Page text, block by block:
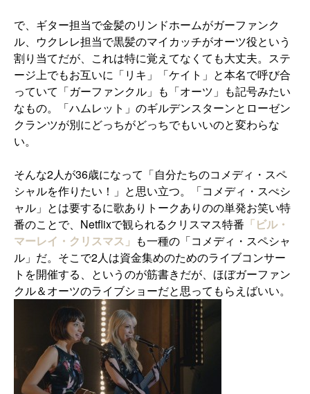
で、ギター担当で金髪のリンドホームがガーファンク
ル、ウクレレ担当で黒髪のマイカッチがオーツ役という
割り当てだが、これは特に覚えてなくても大丈夫。ステ
ージ上でもお互いに「リキ」「ケイト」と本名で呼び合
っていて「ガーファンクル」も「オーツ」も記号みたい
なもの。「ハムレット」のギルデンスターンとローゼン
クランツが別にどっちがどっちでもいいのと変わらな
い。
そんな2人が36歳になって「自分たちのコメディ・スペ
シャルを作りたい！」と思い立つ。「コメディ・スぺシ
ャル」とは要するに歌ありトークありのの単発お笑い特
番のことで、Netflixで観られるクリスマス特番 「ビル・
マーレイ・クリスマス」 も一種の「コメディ・スペシャ
ル」だ。そこで2人は資金集めのためのライブコンサー
トを開催する、というのが筋書きだが、ほぼガーファン
クル＆オーツのライブショーだと思ってもらえばいい。